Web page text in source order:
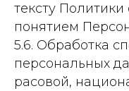
тексту
понятием
5.6. Обработка
персональных
расовой,